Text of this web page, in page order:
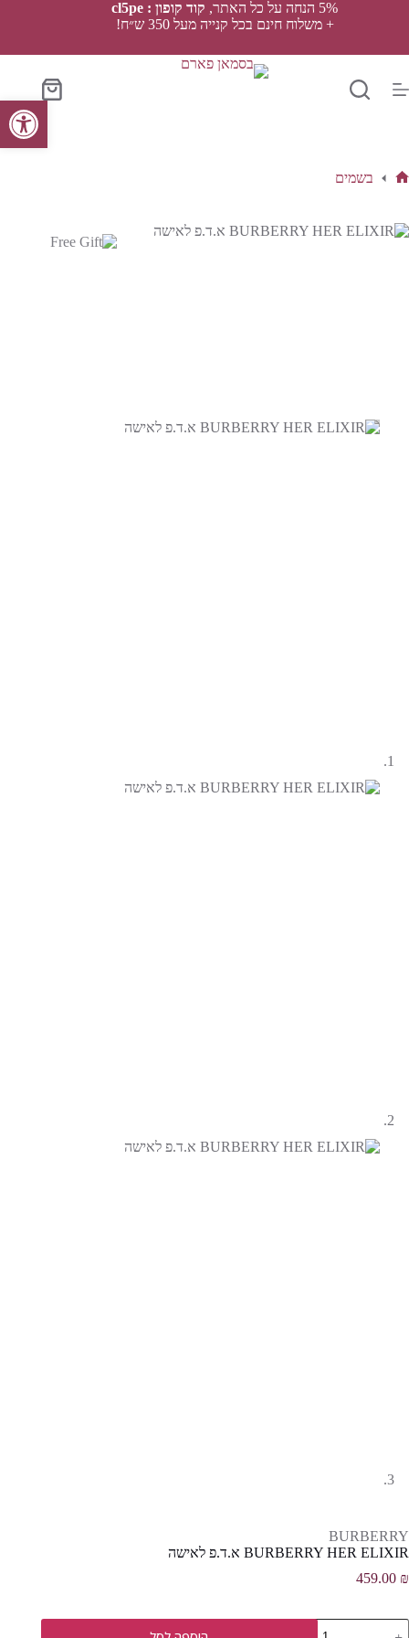
פתח סרגל נגישות
5% הנחה על כל האתר,
קוד קופון : cl5pe
+ משלוח חינם בכל קנייה מעל 350 ש״ח!
סל
הקניות
בשמים
BURBERRY
BURBERRY HER ELIXIR א.ד.פ לאישה
459.00 ₪
כמות